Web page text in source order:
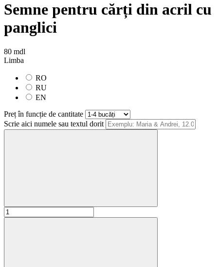
Semne pentru cărți din acril cu
panglici
80 mdl
Limba
RO
RU
EN
Preț în funcție de cantitate
Scrie aici numele sau textul dorit